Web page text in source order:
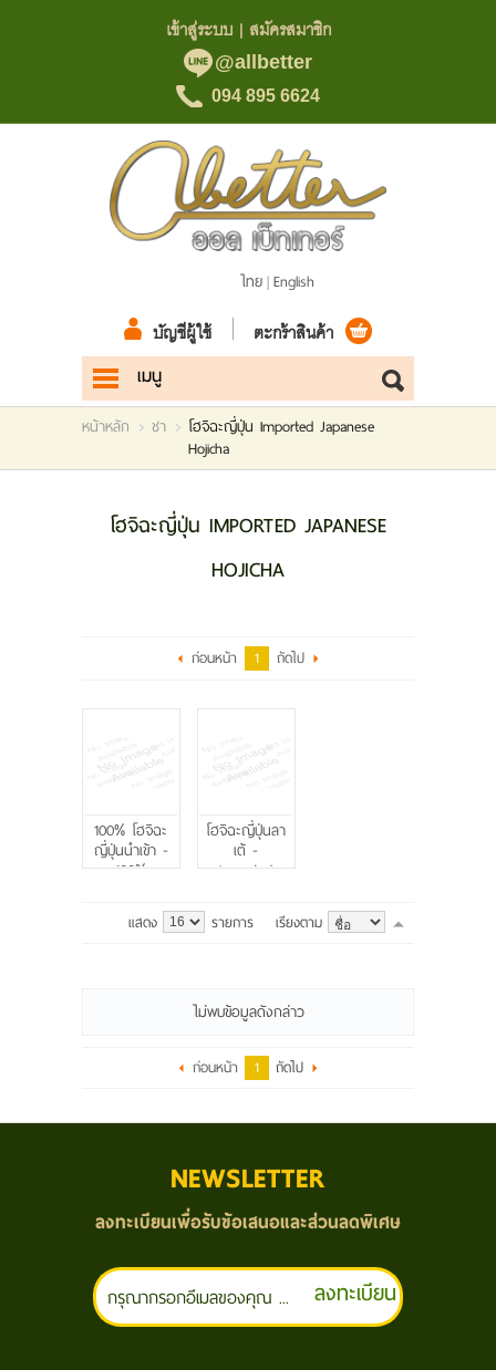
เข้าสู่ระบบ | สมัครสมาชิก
@allbetter
094 895 6624
ตะกร้าสินค้า
บัญชีผู้ใช้
ไทย|English
เมนู
หน้าแรก
สินค้า
แบรนด์
ระบบแจ้งการชำระเงิน
หน้าหลัก ชา
โฮจิฉะญี่ปุ่น Imported Japanese
Hojicha
โฮจิฉะญี่ปุ่น IMPORTED JAPANESE
HOJICHA
ก่อนหน้า 1 ถัดไป
100% โฮจิฉะ
ญี่ปุ่นนำเข้า -
100%
Hojicha
โฮจิฉะญี่ปุ่นลา
เต้ -
Imported
Hojicha Latteเรียงตาม
แสดง รายการ
ไม่พบข้อมูลดังกล่าว
ก่อนหน้า 1 ถัดไป
NEWSLETTER
ลงทะเบียนเพื่อรับข้อเสนอและส่วนลดพิเศษ
ลงทะเบียน